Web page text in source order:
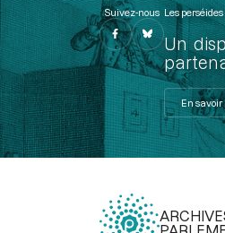
Suivez-nous Les perséides
Un
En savoir